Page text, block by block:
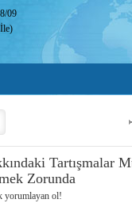
09
Tartışmalar
Zorunda
yorumlayan ol!